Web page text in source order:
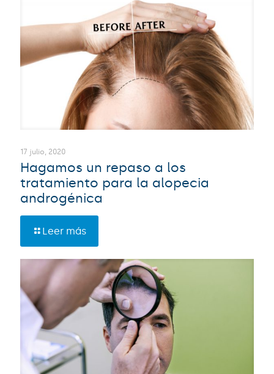
17 julio, 2020
Hagamos un repaso a los
tratamiento para la alopecia
androgénica
Leer más